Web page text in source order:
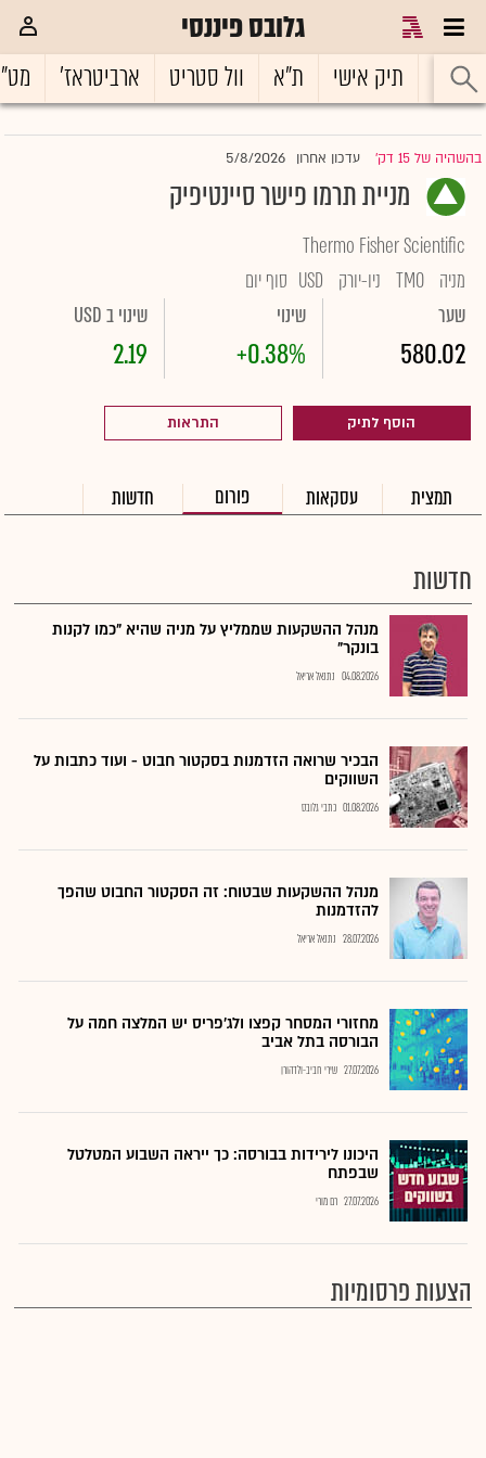
גלובס פיננסי
ראשי תיק אישי ת"א וול סטריט ארביטראז'
בהשהיה של 15 דק' |עדכון אחרון 5/8/2026
מניית תרמו פישר סיינטיפיק
Thermo Fisher Scientific
מניה TMO ניו-יורק USD סוף יום
שער
580.02
שינוי
+0.38%
שינוי ב USD
2.19
הוסף לתיק התראות
תמצית עסקאות פורום חדשות
חדשות
מנהל ההשקעות שממליץ על מניה שהיא "כמו לקנות
בונקר"
04.08.2026 נתנאל אריאל
הבכיר שרואה הזדמנות בסקטור חבוט - ועוד כתבות על
השווקים
01.08.2026 כתבי גלובס
מנהל ההשקעות שבטוח: זה הסקטור החבוט שהפך
להזדמנות
28.07.2026 נתנאל אריאל
מחזורי המסחר קפצו ולג'פריס יש המלצה חמה על
הבורסה בתל אביב
27.07.2026 שירי חביב-ולדהורן
היכונו לירידות בבורסה: כך ייראה השבוע המטלטל
שבפתח
27.07.2026 רם מורי
הצעות פרסומיות